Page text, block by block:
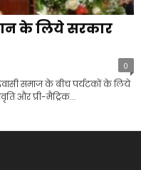
के लिये सरकार
0
समाज के बीच पर्यटकों के लिये
और प्री-मैट्रिक...